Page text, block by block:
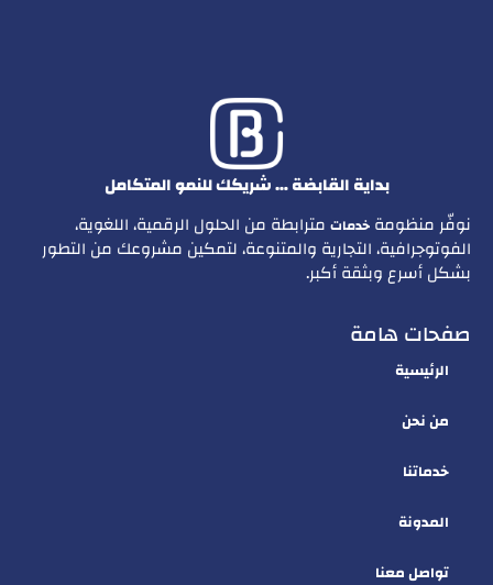
بداية القابضة … شريكك للنمو المتكامل
نوفّر منظومة خدمات مترابطة من الحلول الرقمية، اللغوية،
الفوتوجرافية، التجارية والمتنوعة، لتمكين مشروعك من التطور
بشكل أسرع وبثقة أكبر.
صفحات هامة
الرئيسية
من نحن
خدماتنا
المدونة
تواصل معنا